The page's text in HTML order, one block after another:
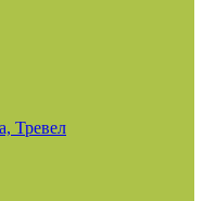
Тревел